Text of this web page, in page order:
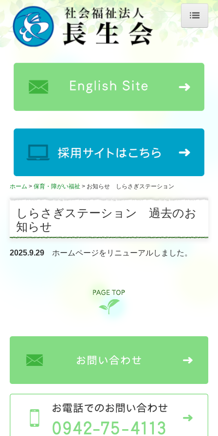
ホーム
理事長あいさつ
情報公開
キャラクター紹介
お知らせ
季刊誌 石楠花（しゃくなげ）
リンク集
特別養護老人ホーム 三沢長生園
介護老人保健施設 しらさぎ苑
高齢者グループホーム等
グループホームまつざきの宿
グループホームあずま野（グループホーム美鈴ヶ丘サテライ
ト）
ホーム 保育・障がい福祉 お知らせ しらさぎステーション
しらさぎステーション 過去のお
知らせ
2025.9.29 ホームページを リニューアルしました。